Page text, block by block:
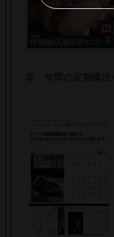
非、年間の定期購